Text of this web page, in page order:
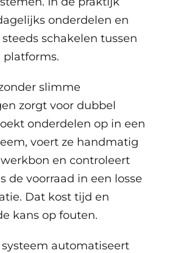
onderdelen en
schakelen tussen
platforms.
slimme
zorgt voor dubbel
onderdelen op in een
voert ze handmatig
en controleert
de voorraad in een losse
Dat kost tijd en
kans op fouten.
systeem automatiseert